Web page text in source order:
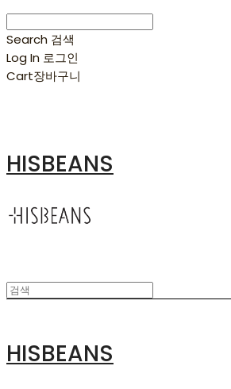
Search 검색
Log In 로그인
Cart장바구니
HISBEANS
HISBEANS